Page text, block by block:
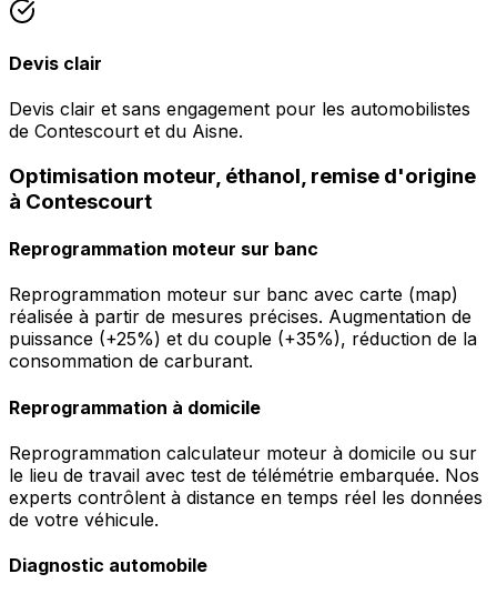
Devis clair
Devis clair et sans engagement pour les automobilistes
de Contescourt et du Aisne.
Optimisation moteur, éthanol, remise d'origine
à Contescourt
Reprogrammation moteur sur banc
Reprogrammation moteur sur banc avec carte (map)
réalisée à partir de mesures précises. Augmentation de
puissance (+25%) et du couple (+35%), réduction de la
consommation de carburant.
Reprogrammation à domicile
Reprogrammation calculateur moteur à domicile ou sur
le lieu de travail avec test de télémétrie embarquée. Nos
experts contrôlent à distance en temps réel les données
de votre véhicule.
Diagnostic automobile